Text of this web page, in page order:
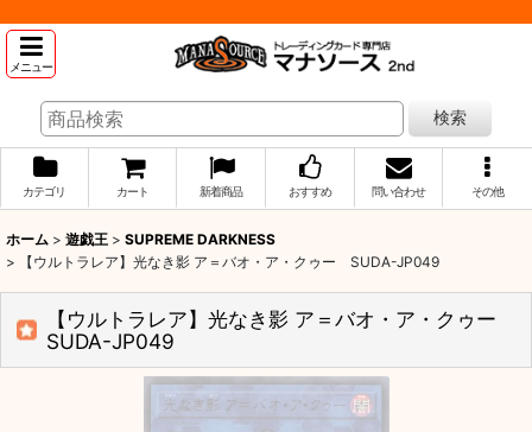
メニュー
検索
カテゴリ カート 新着商品 おすすめ 問い合わせ その他
ホーム > 遊戯王 > SUPREME DARKNESS
>
【ウルトラレア】光なき影 ア＝バオ・ア・クゥー SUDA-JP049
【ウルトラレア】光なき影 ア＝バオ・ア・クゥー
SUDA-JP049